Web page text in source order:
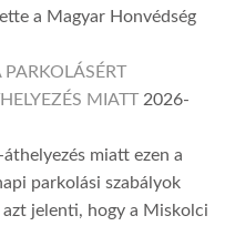
a Magyar Honvédség
MIATT 2026-
miatt ezen a
parkolási szabályok
azt jelenti, hogy a Miskolci